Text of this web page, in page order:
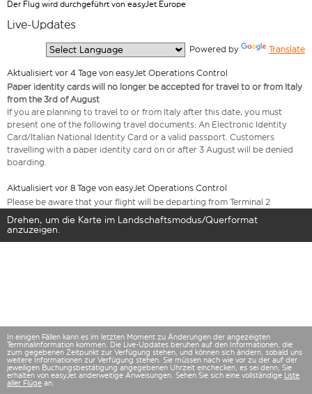
Der Flug wird durchgeführt von easyJet Europe
Live-Updates
Powered by Translate
Aktualisiert vor 4 Tage von easyJet Operations Control
Paper identity cards will no longer be accepted for travel to or from Italy
from the 3rd of August
If you are planning to travel to or from Italy after this date, you must
present one of the following travel documents: An Electronic Identity
Card/Italian National Identity Card or a valid passport. Customers
travelling with a paper identity card on or after 3 August will be denied
boarding.
Aktualisiert vor 8 Tage von easyJet Operations Control
Please be aware that your flight will be departing from Terminal 2
Drehen, um die Karte im Landschaftsmodus/Querformat
anzuzeigen.
In einigen Fällen kann es im letzten Moment zu Änderungen der angezeigten
Terminalinformation kommen. Die Live-Updates beruhen auf den Informationen, die
zum gegebenen Zeitpunkt zur Verfügung stehen, und können sich ändern, sobald uns
weitere Informationen zur Verfügung stehen. Sie müssen nach wie vor zu der auf der
jeweiligen Buchungsbestätigung angegebenen Uhrzeit einchecken, es sei denn, Sie
erhalten von easyJet anderweitige Anweisungen. Sehen Sie sich eine vollständige Liste
aller Flüge an.